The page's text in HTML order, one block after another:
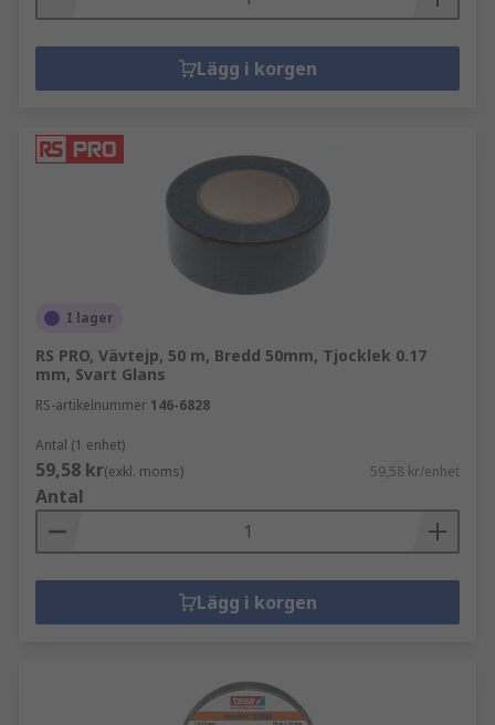
Lägg i korgen
I lager
RS PRO, Vävtejp, 50 m, Bredd 50mm, Tjocklek 0.17
mm, Svart Glans
RS-artikelnummer 146-6828
Antal (1 enhet)
59,58 kr(exkl. moms) 59,58 kr/enhet
Antal
Lägg i korgen